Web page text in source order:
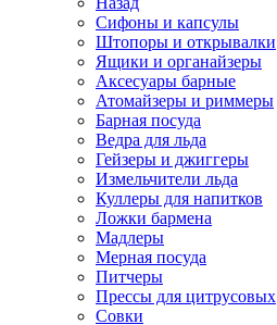
Сифоны и капсулы
Штопоры и открывалки
Ящики и органайзеры
Аксесуары барные
Атомайзеры и риммеры
Барная посуда
Ведра для льда
Гейзеры и джиггеры
Измельчители льда
Куллеры для напитков
Ложки бармена
Мадлеры
Мерная посуда
Питчеры
Прессы для цитрусовых
Совки